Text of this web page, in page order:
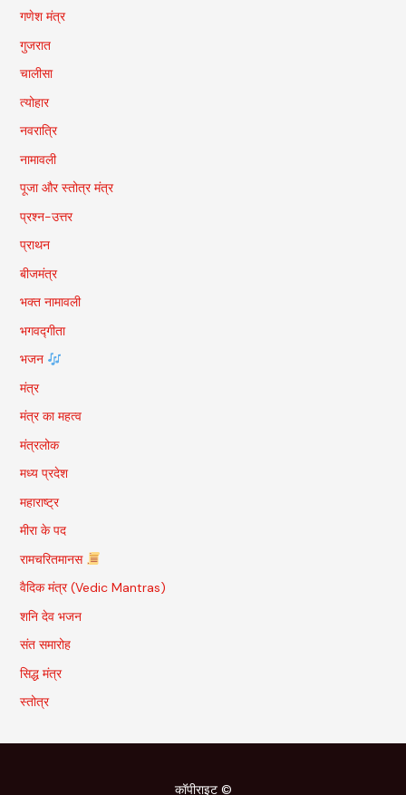
गणेश मंत्र
गुजरात
चालीसा
त्योहार
नवरात्रि
नामावली
पूजा और स्तोत्र मंत्र
प्रश्न-उत्तर
प्राथन
बीजमंत्र
भक्त नामावली
भगवद्गीता
भजन
मंत्र
मंत्र का महत्व
मंत्रलोक
मध्य प्रदेश
महाराष्ट्र
मीरा के पद
रामचरितमानस
वैदिक मंत्र (Vedic Mantras)
शनि देव भजन
संत समारोह
सिद्ध मंत्र
स्तोत्र
कॉपीराइट ©